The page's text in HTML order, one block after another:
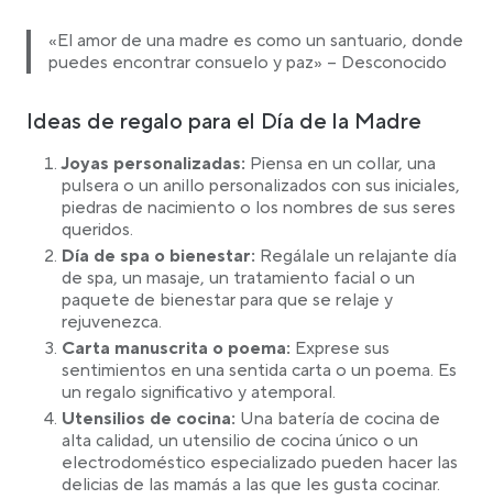
«El amor de una madre es como un santuario, donde
puedes encontrar consuelo y paz» – Desconocido
Ideas de regalo para el Día de la Madre
Joyas personalizadas: Piensa en un collar, una
pulsera o un anillo personalizados con sus iniciales,
piedras de nacimiento o los nombres de sus seres
queridos.
Día de spa o bienestar: Regálale un relajante día
de spa, un masaje, un tratamiento facial o un
paquete de bienestar para que se relaje y
rejuvenezca.
Carta manuscrita o poema: Exprese sus
sentimientos en una sentida carta o un poema. Es
un regalo significativo y atemporal.
Utensilios de cocina: Una batería de cocina de
alta calidad, un utensilio de cocina único o un
electrodoméstico especializado pueden hacer las
delicias de las mamás a las que les gusta cocinar.